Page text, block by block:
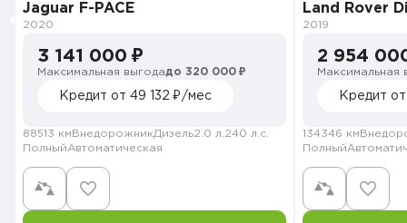
Jaguar F-PACE
2020
3 141 000 ₽
Максимальная выгодадо 320 000 ₽
Кредит от 49 132 ₽/мес
88513 км ВнедорожникДизель2.0 л. 240 л.с.
ПолныйАвтоматическая
Land Rover
2019
2 954
Максимальная
Кредит
134346 км
Полный